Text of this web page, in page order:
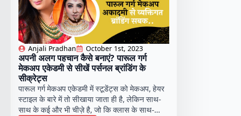
Anjali Pradhan October 1st, 2023
अपनी अलग पहचान कैसे बनाएं? पारूल गर्ग
मेकअप एकेडमी से सीखें पर्सनल ब्रांडिंग के
सीक्रेट्स
पारूल गर्ग मेकअप एकेडमी में स्टूडेंट्स को मेकअप, हेयर
स्टाइल के बारे में तो सीखाया जाता ही है, लेकिन साथ-
साथ के कई और भी चीज़े है, जो कि क्लास के साथ-...